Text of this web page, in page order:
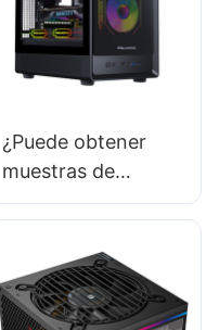
¿Puede obtener
muestras de
carcasas de PC
medida?